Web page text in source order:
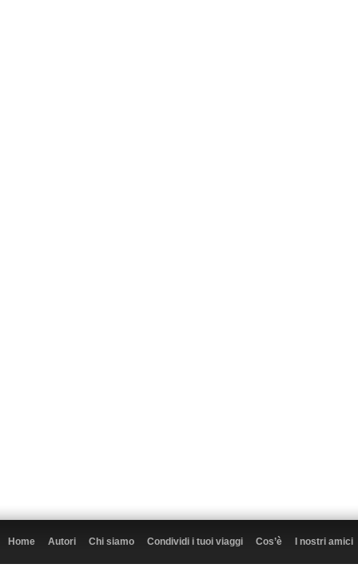
Home Autori Chi siamo Condividi i tuoi viaggi Cos’è I nostri amici